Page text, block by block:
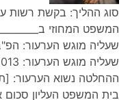
סוג ההליך: בקשת רשות
המשפט המחוזי
שעליה מוגש הערעור:
בית המשפט העליון